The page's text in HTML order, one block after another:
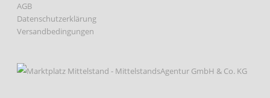
AGB
Datenschutzerklärung
Versandbedingungen